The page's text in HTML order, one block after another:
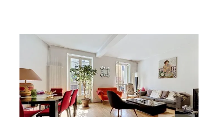
PARIS 75018
, 6 pièces
Ref : 27845
Appartement Duplex à vendre
1 090 000 €